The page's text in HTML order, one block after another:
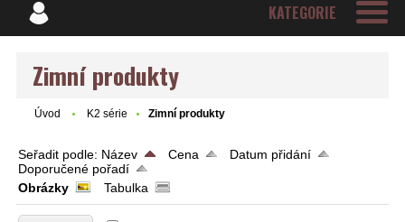
KATEGORIE
Zimní produkty
Úvod K2 série Zimní produkty
Seřadit podle: Název Cena
Datum přidání
Doporučené pořadí
Obrázky
Tabulka